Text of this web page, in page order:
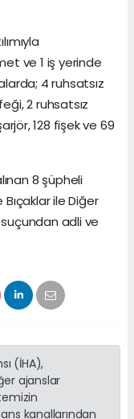
ve 1 iş yerinde
4 ruhsatsız
2 ruhsatsız
128 fişek ve 69
8 şüpheli
Bıçaklar ile Diğer
adli ve
(İHA),
ajanslar
kanallarından